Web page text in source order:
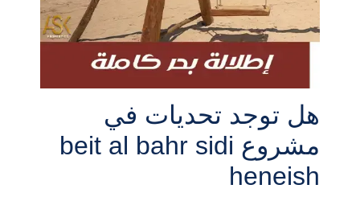
هل توجد تحديات في
مشروع beit al bahr sidi
heneish